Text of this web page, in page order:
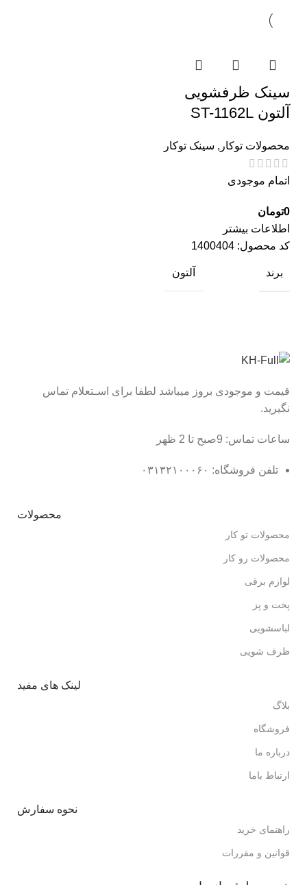
سینک ظرفشویی
آلتون ST-1162L
محصولات توکار , سینک توکار
اتمام موجودی
0تومان
اطلاعات بیشتر
کد محصول: 1400404
برند آلتون
قیمت و موجودی بروز میباشد لطفا برای اسـتعلام تماس
نگیرید.
ساعات تماس: 9صبح تا 2 ظهر
تلفن فروشگاه: ۰۳۱۳۲۱۰۰۰۶۰
محصولات
محصولات تو کار
محصولات رو کار
لوازم برقی
پخت و پز
لباسشویی
ظرف شویی
لینک های مفید
بلاگ
فروشگاه
درباره ما
ارتباط باما
نحوه سفارش
راهنمای خرید
قوانین و مقررات